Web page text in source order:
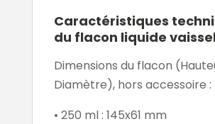
Caractéristiques
du flacon liquide
Dimensions du flacon
Diamètre), hors accessoire :
• 250 ml : 145x61 mm